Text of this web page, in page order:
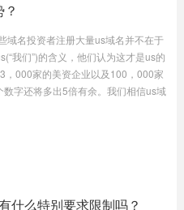
域名投资者注册大量us域名并不在于
我们”)的含义，他们认为这才是us的
，000家的美资企业以及100，000家
字还将多出5倍有余。我们相信us域
什么特别要求限制吗？